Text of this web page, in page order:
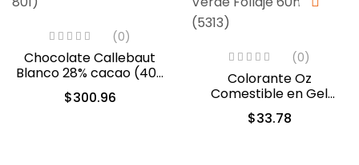
(0)
Chocolate Callebaut
Blanco 28% cacao (40-
801)
$300.96
(0)
Colorante Oz
Comestible en Gel
Verde Follaje 60ml
(5313)
$33.78